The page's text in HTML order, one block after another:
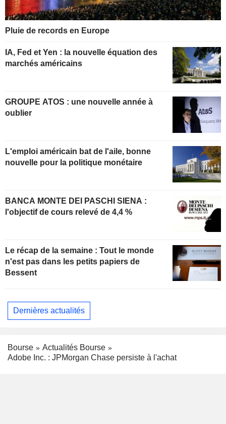
Pluie de records en Europe
IA, Fed et Yen : la nouvelle équation des
marchés américains
GROUPE ATOS : une nouvelle année à
oublier
L'emploi américain bat de l'aile, bonne
nouvelle pour la politique monétaire
BANCA MONTE DEI PASCHI SIENA :
l'objectif de cours relevé de 4,4 %
Le récap de la semaine : Tout le monde
n'est pas dans les petits papiers de
Bessent
Dernières actualités
Bourse
Actualités Bourse
Adobe Inc. : JPMorgan Chase persiste à l'achat